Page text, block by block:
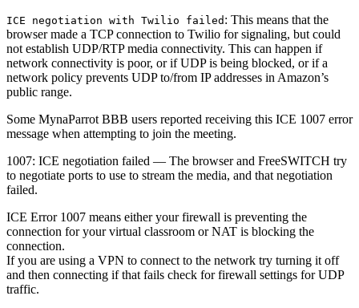
ICE negotiation with Twilio failed : This means that the
browser made a TCP connection to Twilio for signaling, but could
not establish UDP/RTP media connectivity. This can happen if
network connectivity is poor, or if UDP is being blocked, or if a
network policy prevents UDP to/from IP addresses in Amazon’s
public range.
Some MynaParrot BBB users reported receiving this ICE 1007 error
message when attempting to join the meeting.
1007: ICE negotiation failed — The browser and FreeSWITCH try
to negotiate ports to use to stream the media, and that negotiation
failed.
ICE Error 1007 means either your firewall is preventing the
connection for your virtual classroom or NAT is blocking the
connection.
If you are using a VPN to connect to the network try turning it off
and then connecting if that fails check for firewall settings for UDP
traffic.